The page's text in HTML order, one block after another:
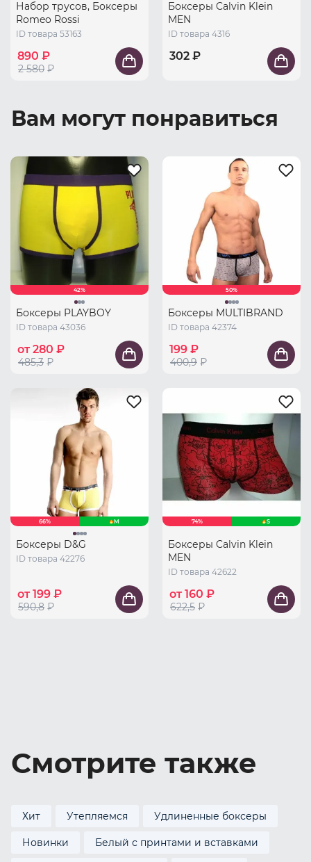
Набор трусов, Боксеры
Romeo Rossi
ID товара 53163
890 ₽
2 580 ₽
Боксеры Calvin Klein
MEN
ID товара 4316
302 ₽
Вам могут понравиться
42%
Боксеры PLAYBOY
ID товара 43036
от 280 ₽
485,3 ₽
50%
Боксеры MULTIBRAND
ID товара 42374
199 ₽
400,9 ₽
66% M
Боксеры D&G
ID товара 42276
от 199 ₽
590,8 ₽
74% S
Боксеры Calvin Klein
MEN
ID товара 42622
от 160 ₽
622,5 ₽
Смотрите также
Хит Утепляемся Удлиненные боксеры
Новинки Белый с принтами и вставками